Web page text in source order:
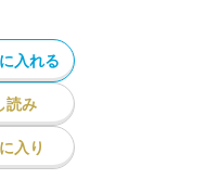
入れる
読み
入り